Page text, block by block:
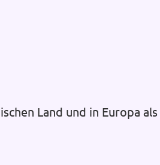
Land und in Europa als